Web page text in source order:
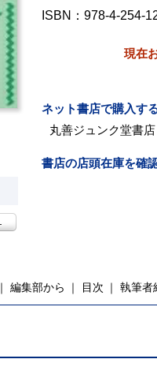
ISBN：978-4-254-
現在
ネット書店で購入す
丸善ジュンク堂書店
書店の店頭在庫を確
編集部から 目次 執筆者